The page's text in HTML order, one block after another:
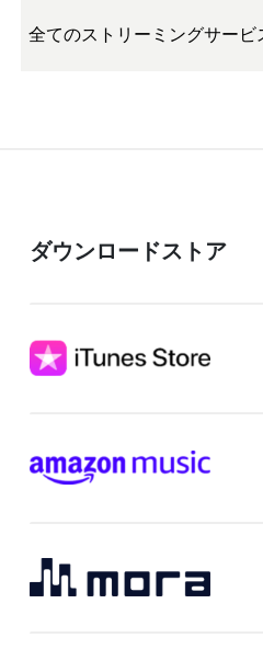
全てのストリーミングサービ
ダウンロードストア